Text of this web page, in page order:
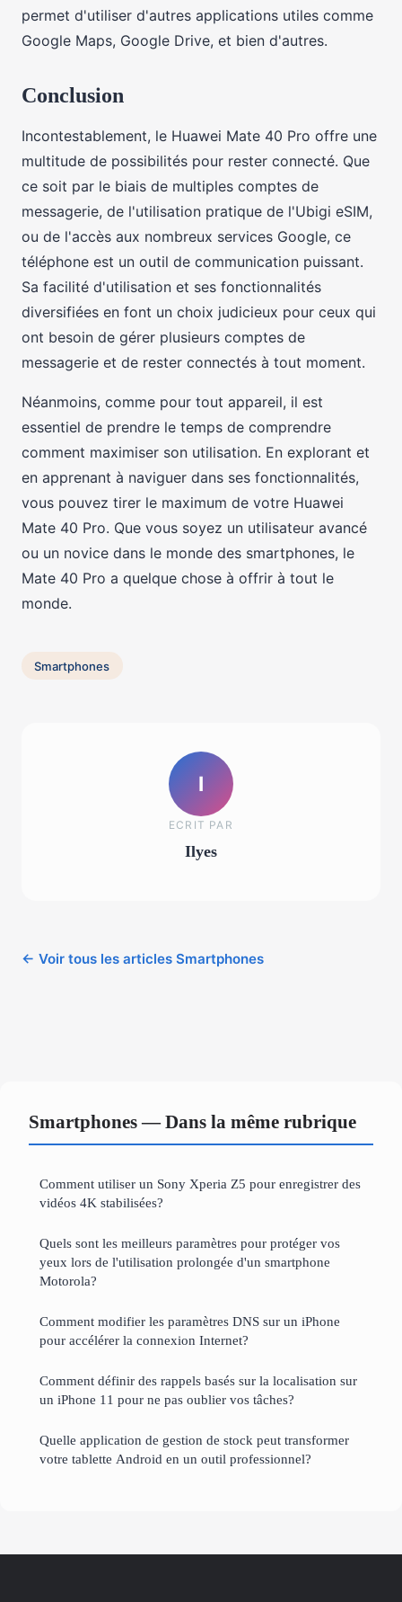
permet d'utiliser d'autres applications utiles comme
Google Maps, Google Drive, et bien d'autres.
Conclusion
Incontestablement, le Huawei Mate 40 Pro offre une
multitude de possibilités pour rester connecté. Que
ce soit par le biais de multiples comptes de
messagerie, de l'utilisation pratique de l'Ubigi eSIM,
ou de l'accès aux nombreux services Google, ce
téléphone est un outil de communication puissant.
Sa facilité d'utilisation et ses fonctionnalités
diversifiées en font un choix judicieux pour ceux qui
ont besoin de gérer plusieurs comptes de
messagerie et de rester connectés à tout moment.
Néanmoins, comme pour tout appareil, il est
essentiel de prendre le temps de comprendre
comment maximiser son utilisation. En explorant et
en apprenant à naviguer dans ses fonctionnalités,
vous pouvez tirer le maximum de votre Huawei
Mate 40 Pro. Que vous soyez un utilisateur avancé
ou un novice dans le monde des smartphones, le
Mate 40 Pro a quelque chose à offrir à tout le
monde.
Smartphones
I
ECRIT PAR
Ilyes
← Voir tous les articles Smartphones
Smartphones — Dans la même rubrique
Comment utiliser un Sony Xperia Z5 pour enregistrer des
vidéos 4K stabilisées?
Quels sont les meilleurs paramètres pour protéger vos
yeux lors de l'utilisation prolongée d'un smartphone
Motorola?
Comment modifier les paramètres DNS sur un iPhone
pour accélérer la connexion Internet?
Comment définir des rappels basés sur la localisation sur
un iPhone 11 pour ne pas oublier vos tâches?
Quelle application de gestion de stock peut transformer
votre tablette Android en un outil professionnel?